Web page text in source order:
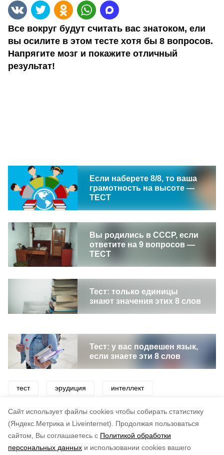
Cайт использует файлы cookies чтобы собирать статистику
(Яндекс.Метрика и Liveinternet).
Продолжая пользоваться
сайтом, Вы соглашаетесь с Политикой обработки
персональных данных и использовании cookies вашего
Все вокруг будут считать вас знатоком, ели
вы осилите в этом тесте хотя бы 8 вопросов.
Напрягите мозг и покажите отличный
результат!
Если наберете 8/8, то ваша
грамотность на высоте —
ТЕСТ
Вы родились в СССР, если
ответите на 9 вопросов —
ТЕСТ
Тест: только единицы
знают значения этих 8 слов
Тест: у вас подвешен язык,
если знаете эти 8 слов
тест эрудиция интеллект
образование игра викторины